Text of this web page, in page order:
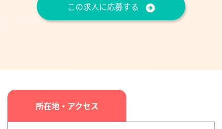
この求人に応募する
所在地・アクセス